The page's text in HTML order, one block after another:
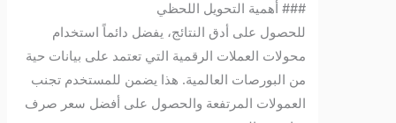
### أهمية التحويل اللحظي
للحصول على أدق النتائج، يفضل دائماً استخدام
محولات العملات الرقمية التي تعتمد على بيانات حية
من البورصات العالمية. هذا يضمن للمستخدم تجنب
العمولات المرتفعة والحصول على أفضل سعر صرف